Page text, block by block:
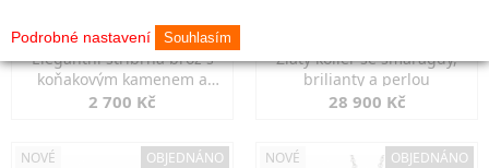
Elegantní stříbrná brož s
koňakovým kamenem a
markazity
2 700 Kč
Zlatý kolier se smaragdy,
brilianty a perlou
28 900 Kč
NOVÉ OBJEDNÁNO NOVÉ OBJEDNÁNO
Podrobné nastavení Souhlasím